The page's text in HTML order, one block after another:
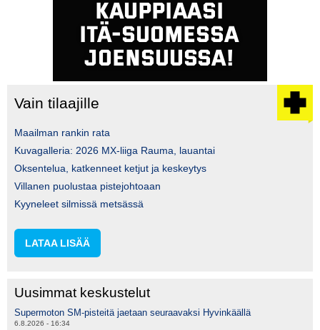
Vain tilaajille
Maailman rankin rata
Kuvagalleria: 2026 MX-liiga Rauma, lauantai
Oksentelua, katkenneet ketjut ja keskeytys
Villanen puolustaa pistejohtoaan
Kyyneleet silmissä metsässä
LATAA LISÄÄ
Uusimmat keskustelut
Supermoton SM-pisteitä jaetaan seuraavaksi Hyvinkäällä
6.8.2026 - 16:34